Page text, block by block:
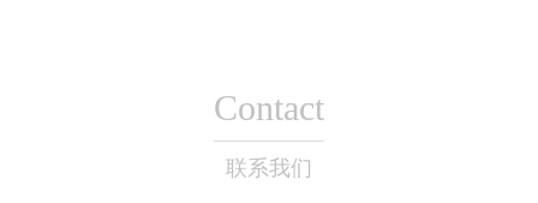
Contact
联系我们